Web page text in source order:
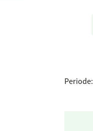
Periode: